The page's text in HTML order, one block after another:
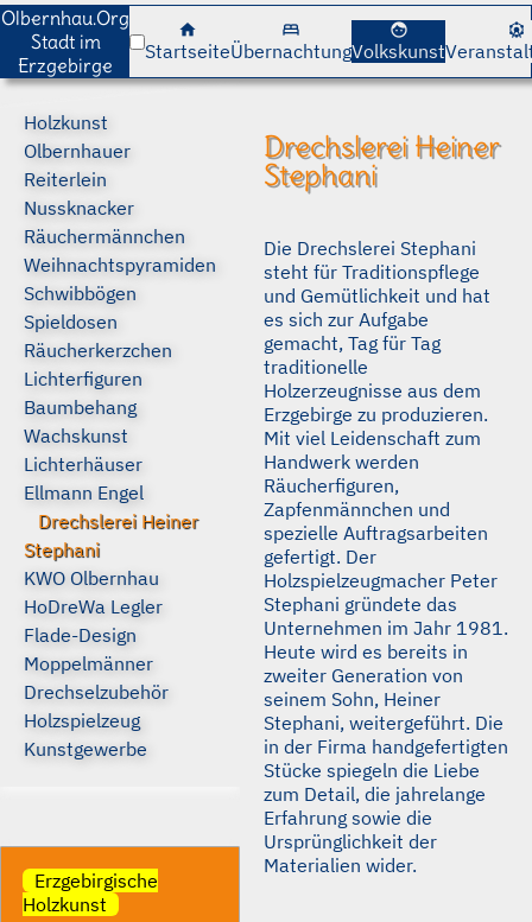
Olbernhau.Org
Stadt im
Erzgebirge
home
Startseite
bed
Übernachtung
face
Volkskunst
attractions
Holzkunst
Olbernhauer
Reiterlein
Nussknacker
Räuchermännchen
Weihnachtspyramiden
Schwibbögen
Spieldosen
Räucherkerzchen
Lichterfiguren
Baumbehang
Wachskunst
Lichterhäuser
Ellmann Engel
Drechslerei Heiner
Stephani
KWO Olbernhau
HoDreWa Legler
Flade-Design
Moppelmänner
Drechselzubehör
Holzspielzeug
Kunstgewerbe
Erzgebirgische
Holzkunst
Drechslerei Heiner
Stephani
Die Drechslerei Stephani
steht für Traditionspflege
und Gemütlichkeit und hat
es sich zur Aufgabe
gemacht, Tag für Tag
traditionelle
Holzerzeugnisse aus dem
Erzgebirge zu produzieren.
Mit viel Leidenschaft zum
Handwerk werden
Räucherfiguren,
Zapfenmännchen und
spezielle Auftragsarbeiten
gefertigt. Der
Holzspielzeugmacher Peter
Stephani gründete das
Unternehmen im Jahr 1981.
Heute wird es bereits in
zweiter Generation von
seinem Sohn, Heiner
Stephani, weitergeführt. Die
in der Firma handgefertigten
Stücke spiegeln die Liebe
zum Detail, die jahrelange
Erfahrung sowie die
Ursprünglichkeit der
Materialien wider.